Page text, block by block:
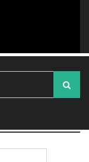
Busca